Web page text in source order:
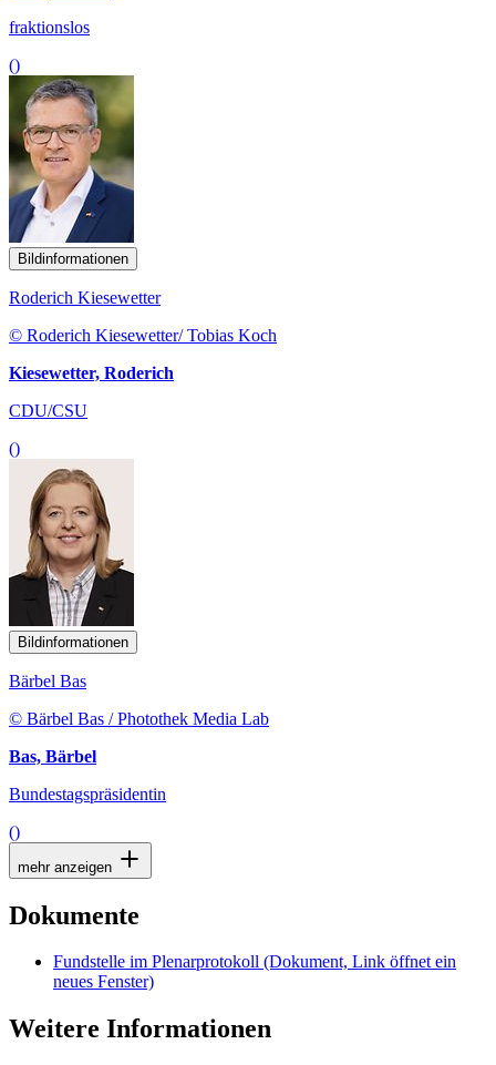
fraktionslos
()
Bildinformationen
Roderich Kiesewetter
© Roderich Kiesewetter/ Tobias Koch
Kiesewetter, Roderich
CDU/CSU
()
Bildinformationen
Bärbel Bas
© Bärbel Bas / Photothek Media Lab
Bas, Bärbel
Bundestagspräsidentin
()
mehr anzeigen
Dokumente
Fundstelle im Plenarprotokoll (Dokument, Link öffnet ein
neues Fenster)
Weitere Informationen